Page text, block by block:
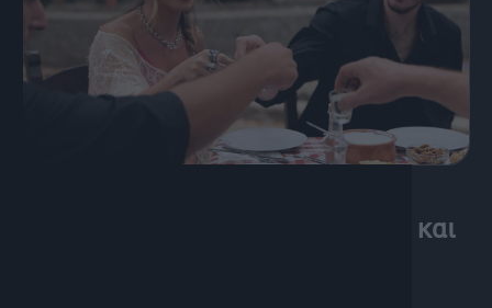
Αποκόρωνας | Η γη των θρύλων και